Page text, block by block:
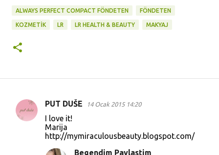
ALWAYS PERFECT COMPACT FÖNDETEN FÖNDETEN
KOZMETIK LR LR HEALTH & BEAUTY MAKYAJ
Y
PUT DUŠE 14 Ocak 2015 14:20
I love it!
Marija
http://mymiraculousbeauty.blogspot.com/
Begendim Paylastim